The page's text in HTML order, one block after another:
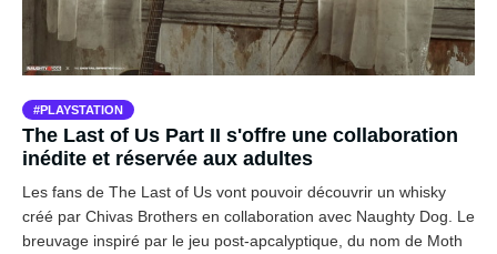
PLAYSTATION
The Last of Us Part II s'offre une collaboration
inédite et réservée aux adultes
Les fans de The Last of Us vont pouvoir découvrir un whisky
créé par Chivas Brothers en collaboration avec Naughty Dog. Le
breuvage inspiré par le jeu post-apcalyptique, du nom de Moth